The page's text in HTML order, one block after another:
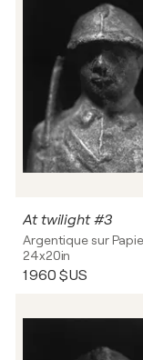
At twilight #3
Argentique sur
24x20in
1 960 $US